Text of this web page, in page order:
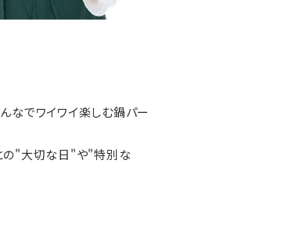
なでワイワイ楽しむ鍋パー
の"大切な日"や"特別な